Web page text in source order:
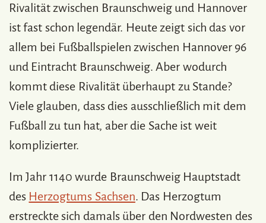
Rivalität zwischen Braunschweig und Hannover
ist fast schon legendär. Heute zeigt sich das vor
allem bei Fußballspielen zwischen Hannover 96
und Eintracht Braunschweig. Aber wodurch
kommt diese Rivalität überhaupt zu Stande?
Viele glauben, dass dies ausschließlich mit dem
Fußball zu tun hat, aber die Sache ist weit
komplizierter.
Im Jahr 1140 wurde Braunschweig Hauptstadt
des Herzogtums Sachsen. Das Herzogtum
erstreckte sich damals über den Nordwesten des